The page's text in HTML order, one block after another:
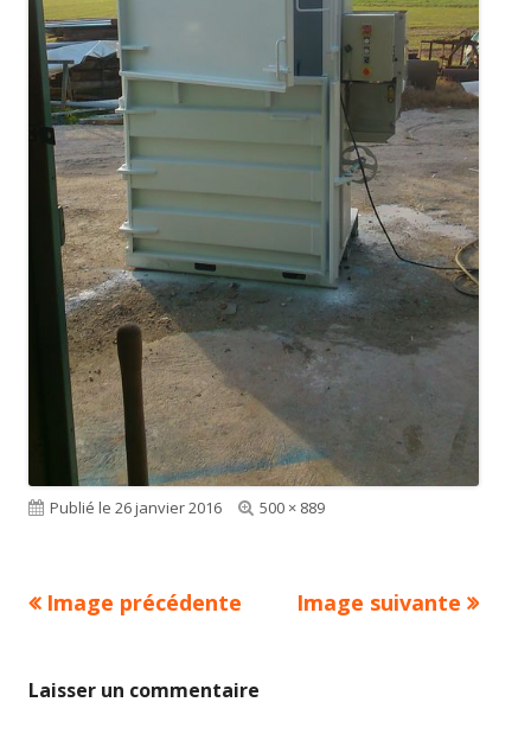
Publié le 26 janvier 2016
Taille
500 × 889
Image précédente Image suivante
Laisser un commentaire